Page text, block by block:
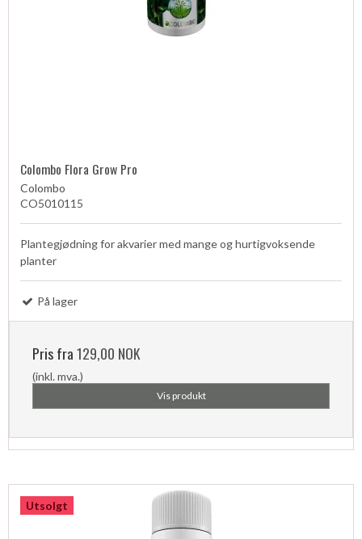
Colombo Flora Grow Pro
Colombo
CO5010115
Plantegjødning for akvarier med mange og hurtigvoksende
planter
På lager
Pris fra129,00 NOK
(inkl. mva.)
Vis produkt
Utsolgt